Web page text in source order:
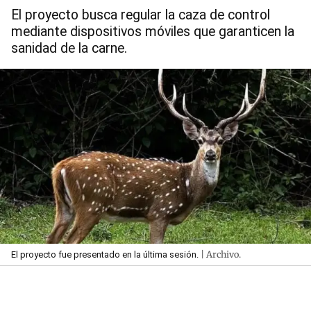
El proyecto busca regular la caza de control
mediante dispositivos móviles que garanticen la
sanidad de la carne.
El proyecto fue presentado en la última sesión. | Archivo.